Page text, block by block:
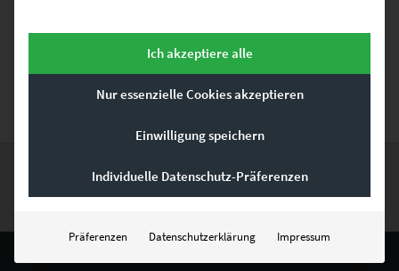
1 … 3 4
1 … 3 4 5
Ich akzeptiere alle
Nur essenzielle Cookies akzeptieren
Einwilligung speichern
Individuelle Datenschutz-Präferenzen
Präferenzen Datenschutzerklärung Impressum